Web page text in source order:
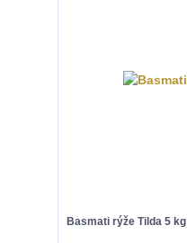
Basmati rýže Tilda 5 kg